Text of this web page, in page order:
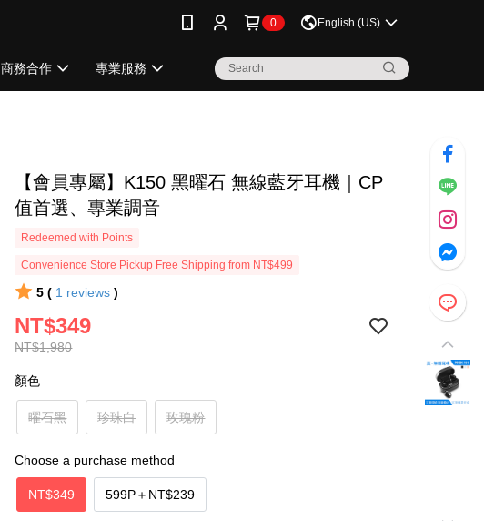
0 English (US)
商務合作 專業服務
【會員專屬】K150 黑曜石 無線藍牙耳機｜CP
值首選、專業調音
Redeemed with Points
Convenience Store Pickup Free Shipping from NT$499
5 ( 1 reviews )
NT$1,980
NT$349
顏色
曜石黑 珍珠白 玫瑰粉
Choose a purchase method
NT$349 599P＋ NT$239